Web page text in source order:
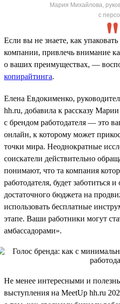
Мария Михайлова,
с
Если вы не знаете, как
компании, привлечь внимание
о ваших преимуществах, —
копирайтинга.
Елена Евдокименко,
hh.ru, добавила к рассказу
с брендом работодателя — это
онлайн, к которому может
точки мира. Неоднократные
соискатели действительно
понимают, что та компания
работодателя, будет заботиться
достаточного бюджета на
использовать бесплатные
этапе. Ваши работники могут
амбассадорами».
Не менее интересными и
выступления на MeetUp hh.ru